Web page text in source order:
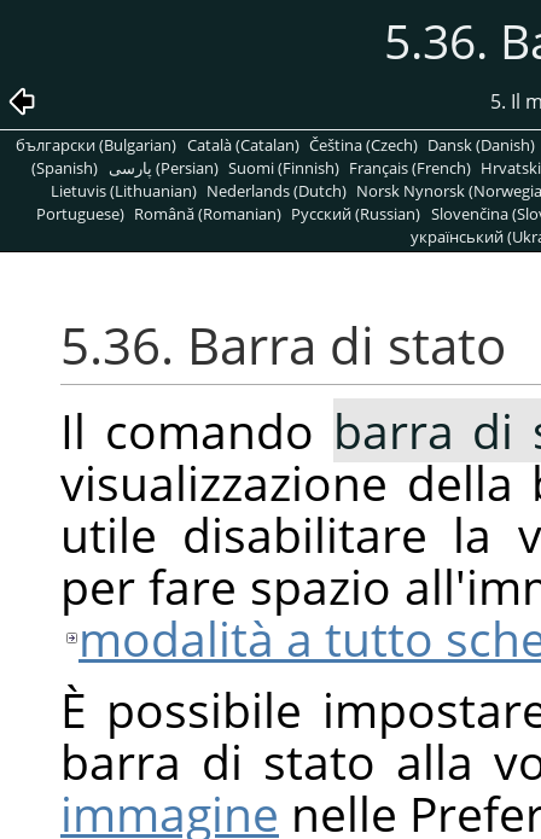
5.36.
5. Il
български (Bulgarian) Català (Catalan) Čeština (Czech) Dansk (Danish)
(Spanish)
پارسی (Persian) Suomi (Finnish) Français (French)
Lietuvis (Lithuanian) Nederlands (Dutch) Norsk Nynorsk
Portuguese) Română (Romanian) Pусский (Russian) Slovenčina
український
5.36. Barra di stato
Il comando barra di
visualizzazione
utile disabilitare la
per fare spazio
modalità a tutto
È possibile
barra di stato alla
immagine nelle